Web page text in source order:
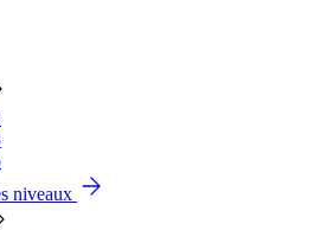
niveaux